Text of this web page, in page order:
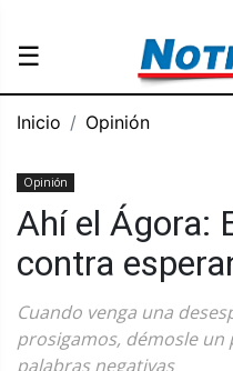
☰
Inicio Opinión
Opinión
Ahí el Ágora:
contra
Cuando venga una
prosigamos, démosle un
palabras negativas